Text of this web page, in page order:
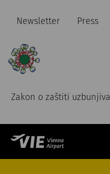
Newsletter Press
Zakon o zaštiti